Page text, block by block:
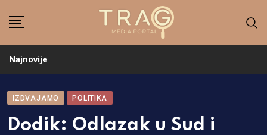
Najnovije
IZDVAJAMO POLITIKA
Dodik: Odlazak u Sud i